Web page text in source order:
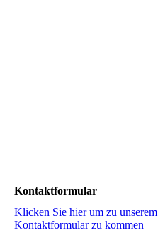
Kontaktformular
Klicken Sie hier um zu unserem
Kon­takt­for­mu­lar zu kommen